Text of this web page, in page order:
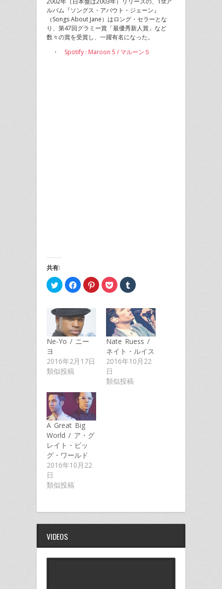
ルバム『ソングス・アバウト・ジェーン』
（Songs About Jane）はロング・セラーとな
り、第47回グラミー賞「最優秀新人賞」など
数々の賞を受賞し、一躍有名になった。
・ Spotify : Maroon 5 / マルーン５
共有:
ク
リ
し
て
Twitter
共
有
(新
ウ
ィ
ン
で
開
き
ま
す)
Facebook
で
す
る
に
は
ク
リ
ッ
て
く
(新
し
い
ウ
ィ
ン
ド
ウ
で
開
き
ま
す)
ク
リ
し
Pinterest
有
で
開
す)
ク
リ
し
て
Pocket
で
シ
ェ
ア
(新
し
い
ウ
ン
ド
ク
リ
し
て
Tumblr
で
共
有
(新
し
い
ウ
ィ
ド
ウ
Ne-Yo / ニー
ヨ
2016年2月17日
類似投稿
Nate Ruess /
ネイト・ルイス
2016年10月22
日
類似投稿
A Great Big
World / ア・グ
レイト・ビッ
グ・ワールド
2016年10月22
日
類似投稿
VIDEOS